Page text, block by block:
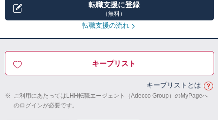
転職支援に登録
（無料）
転職支援の流れ
キープリスト
キープリストとは
※ ご利用にあたってはLHH転職エージェント（Adecco Group）のMyPageへ
のログインが必要です。